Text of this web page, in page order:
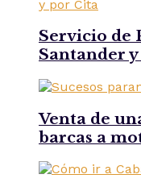
Servicio de
Santander
Venta de
barcas a